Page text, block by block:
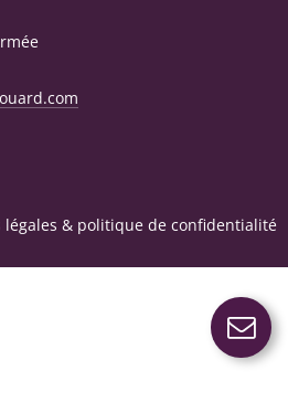
légales & politique de confidentialité